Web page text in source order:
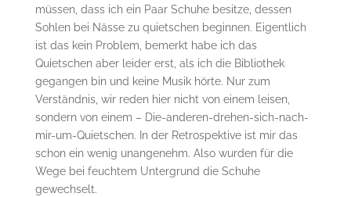
müssen, dass ich ein Paar Schuhe besitze, dessen
Sohlen bei Nässe zu quietschen beginnen. Eigentlich
ist das kein Problem, bemerkt habe ich das
Quietschen aber leider erst, als ich die Bibliothek
gegangen bin und keine Musik hörte. Nur zum
Verständnis, wir reden hier nicht von einem leisen,
sondern von einem – Die-anderen-drehen-sich-nach-
mir-um-Quietschen. In der Retrospektive ist mir das
schon ein wenig unangenehm. Also wurden für die
Wege bei feuchtem Untergrund die Schuhe
gewechselt.